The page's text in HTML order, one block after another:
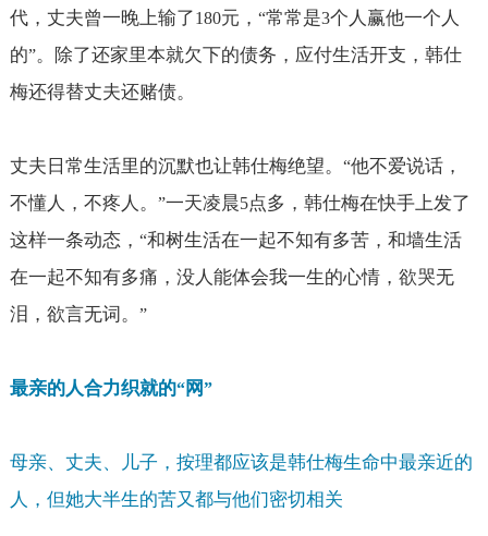
代，丈夫曾一晚上输了180元， “常常是3个人赢他一个人
的”。除了还家里本就欠下的债务，应付生活开支，韩仕
梅还得替丈夫还赌债。
丈夫日常生活里的沉默也让韩仕梅绝望。 “他不爱说话，
不懂人，不疼人。 ”一天凌晨5点多，韩仕梅在快手上发了
这样一条动态， “和树生活在一起不知有多苦，和墙生活
在一起不知有多痛，没人能体会我一生的心情，欲哭无
泪，欲言无词。 ”
最亲的人合力织就的“网”
母亲、丈夫、儿子，按理都应该是韩仕梅生命中最亲近的
人，但她大半生的苦又都与他们密切相关